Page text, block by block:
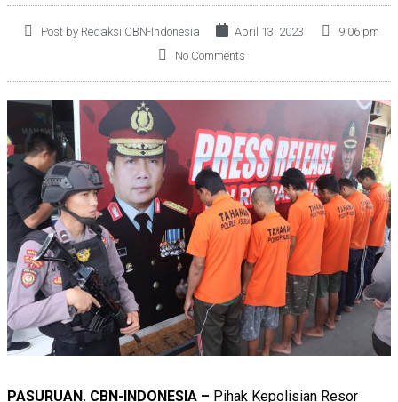
Post by Redaksi CBN-Indonesia April 13, 2023
9:06 pm
No Comments
PASURUAN. CBN-INDONESIA – Pihak Kepolisian Resor